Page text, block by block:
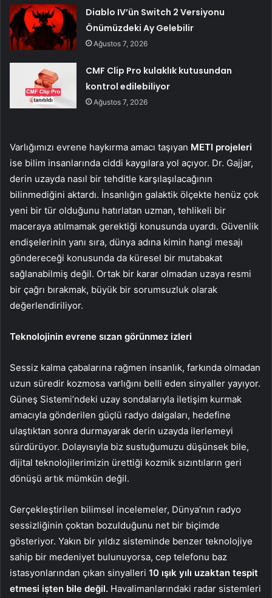
Diablo IV’ün Switch 2 Versiyonu
Önümüzdeki Ay Gelebilir
Ağustos 7, 2026
CMF Clip Pro kulaklık kutusundan
kontrol edilebiliyor
Ağustos 7, 2026
Varlığımızı evrene haykırma amacı taşıyan METI projeleri
ise bilim insanlarında ciddi kaygılara yol açıyor. Dr. Gajjar,
derin uzayda nasıl bir tehditle karşılaşılacağının
bilinmediğini aktardı. İnsanlığın galaktik ölçekte henüz çok
yeni bir tür olduğunu hatırlatan uzman, tehlikeli bir
maceraya atılmamak gerektiği konusunda uyardı. Güvenlik
endişelerinin yanı sıra, dünya adına kimin hangi mesajı
göndereceği konusunda da küresel bir mutabakat
sağlanabilmiş değil. Ortak bir karar olmadan uzaya resmi
bir çağrı bırakmak, büyük bir sorumsuzluk olarak
değerlendiriliyor.
Teknolojinin evrene sızan görünmez izleri
Sessiz kalma çabalarına rağmen insanlık, farkında olmadan
uzun süredir kozmosa varlığını belli eden sinyaller yayıyor.
Güneş Sistemi’ndeki uzay sondalarıyla iletişim kurmak
amacıyla gönderilen güçlü radyo dalgaları, hedefine
ulaştıktan sonra durmayarak derin uzayda ilerlemeyi
sürdürüyor. Dolayısıyla biz sustuğumuzu düşünsek bile,
dijital teknolojilerimizin ürettiği kozmik sızıntıların geri
dönüşü artık mümkün değil.
Gerçekleştirilen bilimsel incelemeler, Dünya’nın radyo
sessizliğinin çoktan bozulduğunu net bir biçimde
gösteriyor. Yakın bir yıldız sisteminde benzer teknolojiye
sahip bir medeniyet bulunuyorsa, cep telefonu baz
istasyonlarından çıkan sinyalleri 10 ışık yılı uzaktan tespit
etmesi işten bile değil. Havalimanlarındaki radar sistemleri